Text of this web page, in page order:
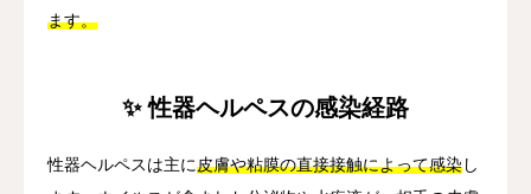
ます。
✨ 性器ヘルペスの感染経路
性器ヘルペスは主に皮膚や粘膜の直接接触によって感染し